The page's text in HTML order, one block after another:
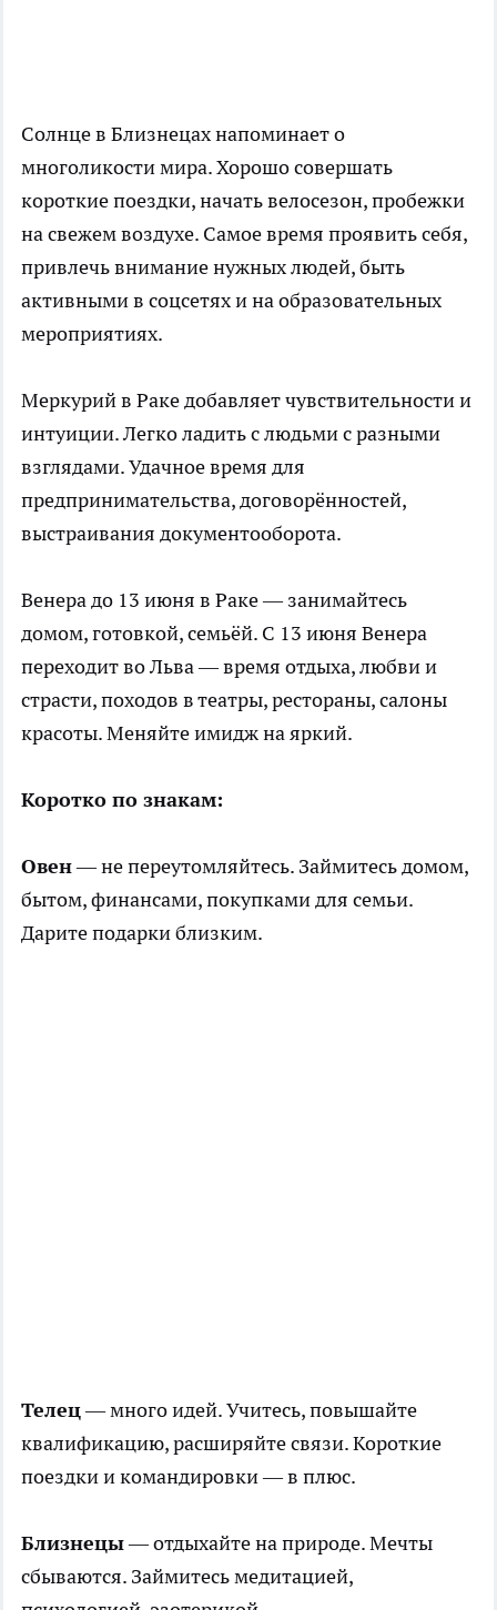
Солнце в Близнецах напоминает о
многоликости мира. Хорошо совершать
короткие поездки, начать велосезон, пробежки
на свежем воздухе. Самое время проявить себя,
привлечь внимание нужных людей, быть
активными в соцсетях и на образовательных
мероприятиях.
Меркурий в Раке добавляет чувствительности и
интуиции. Легко ладить с людьми с разными
взглядами. Удачное время для
предпринимательства, договорённостей,
выстраивания документооборота.
Венера до 13 июня в Раке — занимайтесь
домом, готовкой, семьёй. С 13 июня Венера
переходит во Льва — время отдыха, любви и
страсти, походов в театры, рестораны, салоны
красоты. Меняйте имидж на яркий.
Коротко по знакам:
Овен— не переутомляйтесь. Займитесь домом,
бытом, финансами, покупками для семьи.
Дарите подарки близким.
Телец— много идей. Учитесь, повышайте
квалификацию, расширяйте связи. Короткие
поездки и командировки — в плюс.
Близнецы— отдыхайте на природе. Мечты
сбываются. Займитесь медитацией,